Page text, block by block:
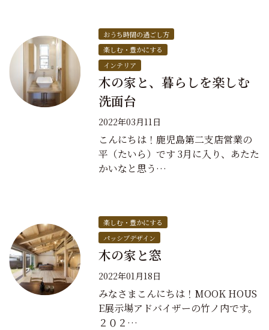
おうち時間の過ごし方
楽しむ・豊かにする
インテリア
木の家と、暮らしを楽しむ
洗面台
2022年03月11日
こんにちは！鹿児島第二支店営業の
平（たいら）です 3月に入り、あたた
かいなと思う…
楽しむ・豊かにする
パッシブデザイン
木の家と窓
2022年01月18日
みなさまこんにちは！MOOK HOUS
E展示場アドバイザーの竹ノ内です。
２０２…